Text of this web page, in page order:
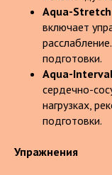
Aqua-Stretch
включает
подготовки.
Aqua-
сердечно-
нагрузках,
подготовки.
Упражнения